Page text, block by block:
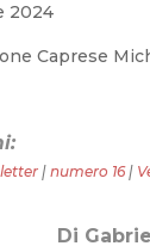
2024
Caprese
| numero 16|
Di